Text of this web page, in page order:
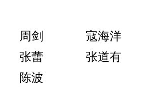
周剑 寇海洋
张蕾 张道有
陈波